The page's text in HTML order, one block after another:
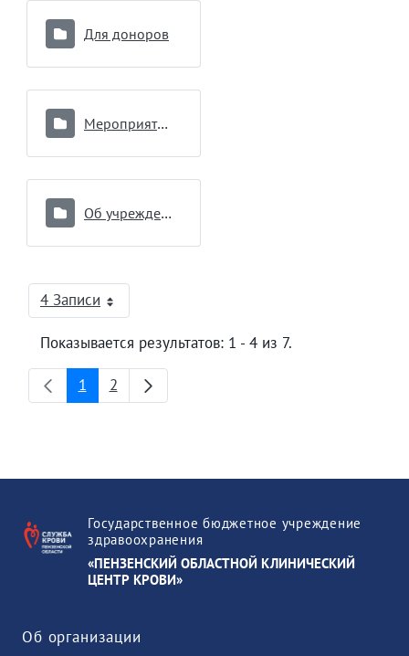
Для доноров
Мероприятия по вопросам противодействия коррупции
Об учреждении
4 ЗаписиНа страницу
Показывается результатов: 1 - 4 из 7.
Страница
1 Страница
2
Государственное бюджетное учреждение
здравоохранения
«ПЕНЗЕНСКИЙ ОБЛАСТНОЙ КЛИНИЧЕСКИЙ
ЦЕНТР КРОВИ»
Об организации